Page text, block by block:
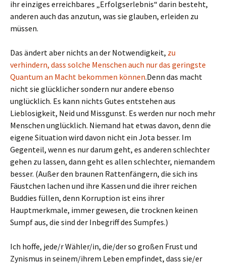
ihr einziges erreichbares „Erfolgserlebnis“ darin besteht,
anderen auch das anzutun, was sie glauben, erleiden zu
müssen.
Das ändert aber nichts an der Notwendigkeit, zu
verhindern, dass solche Menschen auch nur das geringste
Quantum an Macht bekommen können.Denn das macht
nicht sie glücklicher sondern nur andere ebenso
unglücklich. Es kann nichts Gutes entstehen aus
Lieblosigkeit, Neid und Missgunst. Es werden nur noch mehr
Menschen unglücklich. Niemand hat etwas davon, denn die
eigene Situation wird davon nicht ein Jota besser. Im
Gegenteil, wenn es nur darum geht, es anderen schlechter
gehen zu lassen, dann geht es allen schlechter, niemandem
besser. (Außer den braunen Rattenfängern, die sich ins
Fäustchen lachen und ihre Kassen und die ihrer reichen
Buddies füllen, denn Korruption ist eins ihrer
Hauptmerkmale, immer gewesen, die trocknen keinen
Sumpf aus, die sind der Inbegriff des Sumpfes.)
Ich hoffe, jede/r Wähler/in, die/der so großen Frust und
Zynismus in seinem/ihrem Leben empfindet, dass sie/er